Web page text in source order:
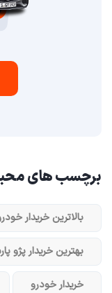
برچسب های
بالاترین خریدار
بهترین خریدار پژو
خریدار خودرو